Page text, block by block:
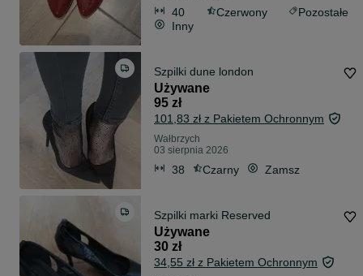
40 Czerwony
Pozostałe
Inny
Szpilki dune london
Używane
95 zł
101,83 zł z Pakietem Ochronnym
Wałbrzych
03 sierpnia 2026
38 Czarny Zamsz
Szpilki marki Reserved
Używane
30 zł
34,55 zł z Pakietem Ochronnym